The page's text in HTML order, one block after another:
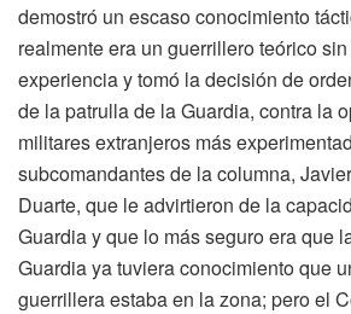
demostró un escaso conocimiento
realmente era un guerrillero teórico
experiencia y tomó la decisión de
de la patrulla de la Guardia, contra la
militares extranjeros más
subcomandantes de la columna,
Duarte, que le advirtieron de la
Guardia y que lo más seguro era que
Guardia ya tuviera conocimiento que
guerrillera estaba en la zona; pero el